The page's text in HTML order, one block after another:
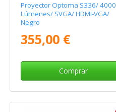
Proyector Optoma S336/ 4000
Lúmenes/ SVGA/ HDMI-VGA/
Negro
355,00 €
Comprar